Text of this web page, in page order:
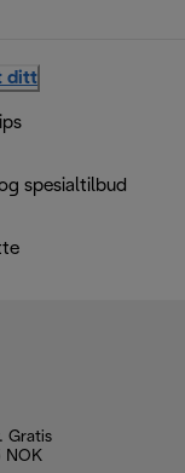
ditt
spesialtilbud
Gratis
NOK